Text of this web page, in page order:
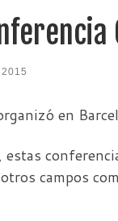
en
campos